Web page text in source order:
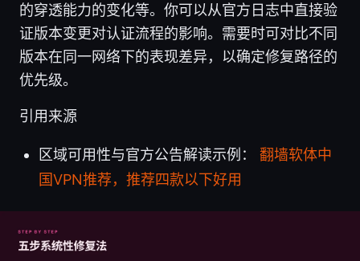
的穿透能力的变化等。你可以从官方日志中直接验
证版本变更对认证流程的影响。需要时可对比不同
版本在同一网络下的表现差异，以确定修复路径的
优先级。
引用来源
区域可用性与官方公告解读示例： 翻墙软体中
国VPN推荐，推荐四款以下好用